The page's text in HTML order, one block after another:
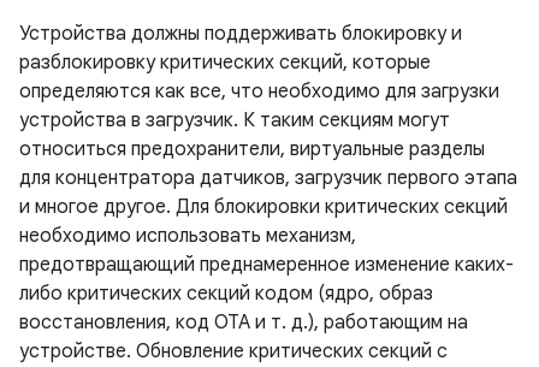
Устройства должны поддерживать блокировку и
разблокировку критических секций, которые
определяются как все, что необходимо для загрузки
устройства в загрузчик. К таким секциям могут
относиться предохранители, виртуальные разделы
для концентратора датчиков, загрузчик первого этапа
и многое другое. Для блокировки критических секций
необходимо использовать механизм,
предотвращающий преднамеренное изменение каких-
либо критических секций кодом (ядро, образ
восстановления, код OTA и т. д.), работающим на
устройстве. Обновление критических секций с